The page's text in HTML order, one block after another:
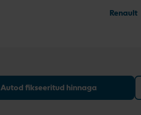
Renault
Autod fikseeritud hinnaga